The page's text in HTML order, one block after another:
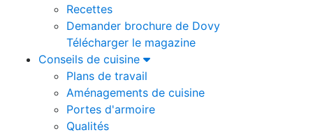
Recettes
Demander brochure de Dovy
Télécharger le magazine
Conseils de cuisine
Plans de travail
Aménagements de cuisine
Portes d'armoire
Qualités